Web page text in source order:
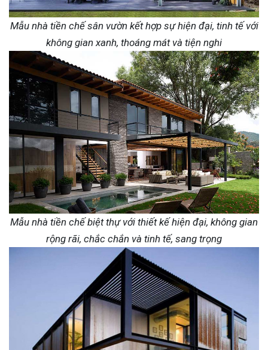
Mẫu nhà tiền chế sân vườn kết hợp sự hiện đại, tinh tế với
không gian xanh, thoáng mát và tiện nghi
Mẫu nhà tiền chế biệt thự với thiết kế hiện đại, không gian
rộng rãi, chắc chắn và tinh tế, sang trọng